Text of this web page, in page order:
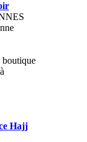
boutique
Hajj